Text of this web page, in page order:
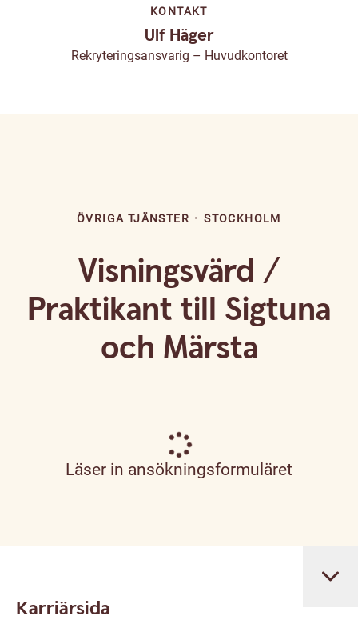
KONTAKT
Ulf Häger
Rekryteringsansvarig – Huvudkontoret
ÖVRIGA TJÄNSTER · STOCKHOLM
Visningsvärd /
Praktikant till Sigtuna
och Märsta
Läser in ansökningsformuläret
Karriärsida